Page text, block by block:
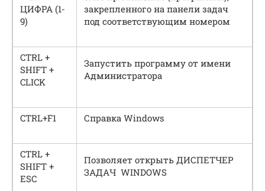
ЦИФРА (1-
9)
закрепленного на панели задач
под соответствующим номером
CTRL +
SHIFT +
CLICK
Запустить программу от имени
Администратора
CTRL+F1 Справка Windows
CTRL +
SHIFT +
ESC
Позволяет открыть ДИСПЕТЧЕР
ЗАДАЧ WINDOWS